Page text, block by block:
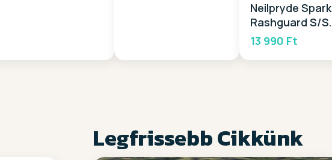
Neilpryde Spark
Rashguard S/S
2026
13 990 Ft
Legfrissebb Cikkünk